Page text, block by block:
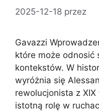
2025-12-18 przez
Gavazzi
które może odnosić
kontekstów. W
wyróżnia się
rewolucjonista z
istotną rolę w